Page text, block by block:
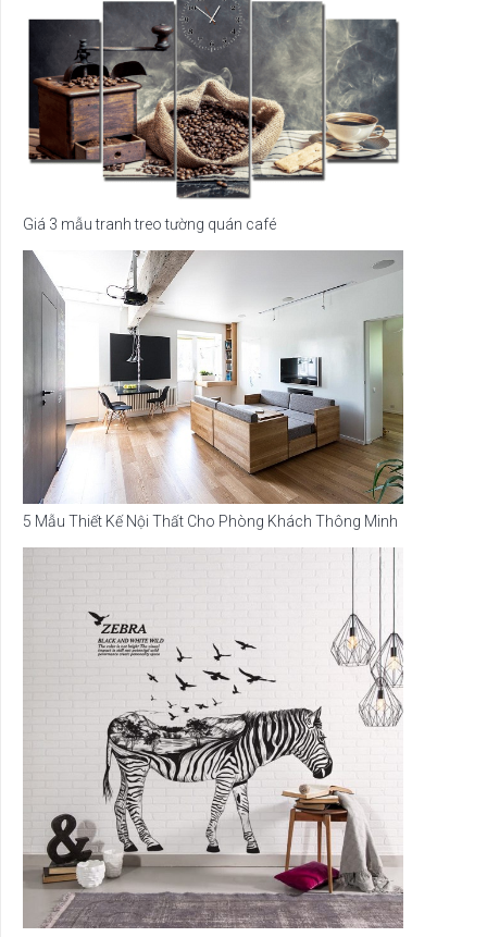
Giá 3 mẫu tranh treo tường quán café
5 Mẫu Thiết Kế Nội Thất Cho Phòng Khách Thông Minh